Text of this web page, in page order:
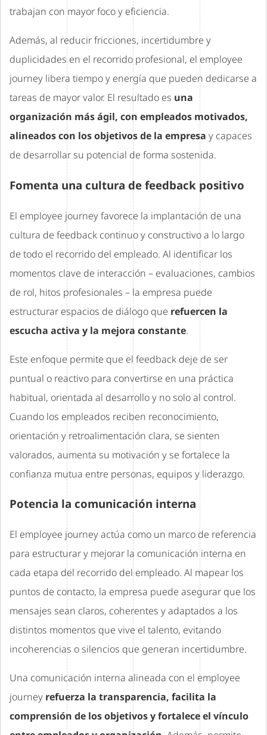
trabajan con mayor foco y eficiencia.
Además, al reducir fricciones, incertidumbre y
duplicidades en el recorrido profesional, el employee
journey libera tiempo y energía que pueden dedicarse a
tareas de mayor valor. El resultado es una
organización más ágil, con empleados motivados,
alineados con los objetivos de la empresa y capaces
de desarrollar su potencial de forma sostenida.
Fomenta una cultura de feedback positivo
El employee journey favorece la implantación de una
cultura de feedback continuo y constructivo a lo largo
de todo el recorrido del empleado. Al identificar los
momentos clave de interacción – evaluaciones, cambios
de rol, hitos profesionales – la empresa puede
estructurar espacios de diálogo que refuercen la
escucha activa y la mejora constante.
Este enfoque permite que el feedback deje de ser
puntual o reactivo para convertirse en una práctica
habitual, orientada al desarrollo y no solo al control.
Cuando los empleados reciben reconocimiento,
orientación y retroalimentación clara, se sienten
valorados, aumenta su motivación y se fortalece la
confianza mutua entre personas, equipos y liderazgo.
Potencia la comunicación interna
El employee journey actúa como un marco de referencia
para estructurar y mejorar la comunicación interna en
cada etapa del recorrido del empleado. Al mapear los
puntos de contacto, la empresa puede asegurar que los
mensajes sean claros, coherentes y adaptados a los
distintos momentos que vive el talento, evitando
incoherencias o silencios que generan incertidumbre.
Una comunicación interna alineada con el employee
journey refuerza la transparencia, facilita la
comprensión de los objetivos y fortalece el vínculo